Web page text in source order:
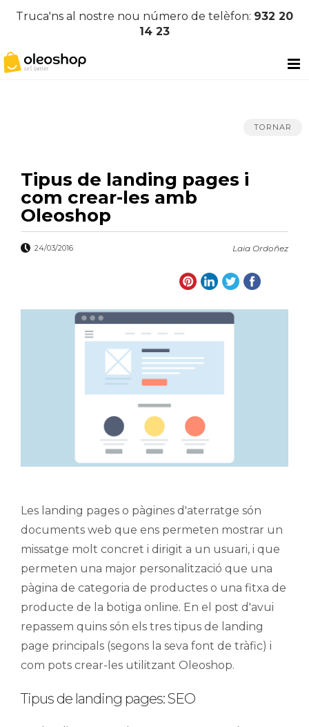
Truca'ns al nostre nou número de telèfon: 932 20
14 23
TORNAR
Tipus de landing pages i
com crear-les amb
Oleoshop
Laia Ordoñez
24/03/2016
Les landing pages o pàgines d'aterratge són
documents web que ens permeten mostrar un
missatge molt concret i dirigit a un usuari, i que
permeten una major personalització que una
pàgina de categoria de productes o una fitxa de
producte de la botiga online. En el post d'avui
repassem quins són els tres tipus de landing
page principals (segons la seva font de tràfic) i
com pots crear-les utilitzant Oleoshop.
Tipus de landing pages: SEO